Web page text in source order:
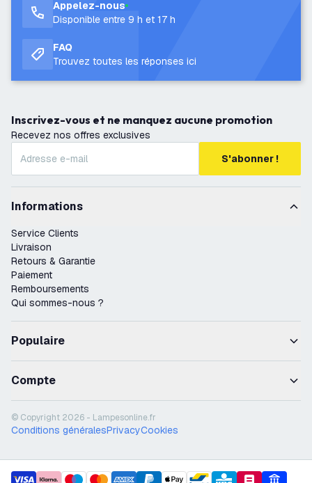
Appelez-nous
Disponible entre 9 h et 17 h
FAQ
Trouvez toutes les réponses ici
Inscrivez-vous et ne manquez aucune promotion
Recevez nos offres exclusives
S'abonner !
Informations
Service Clients
Livraison
Retours & Garantie
Paiement
Remboursements
Qui sommes-nous ?
Populaire
Compte
© Copyright 2026 - Lampesonline.fr
Conditions généralesPrivacyCookies